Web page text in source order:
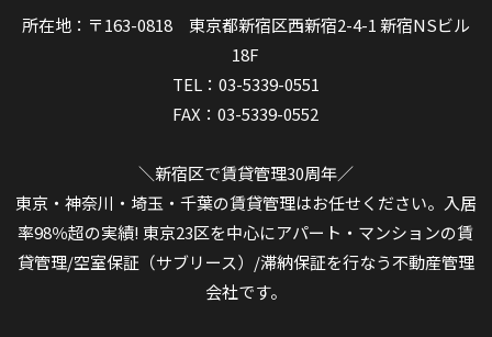
所在地：〒163-0818 東京都新宿区西新宿2-4-1 新宿NSビル
18F
TEL：03-5339-0551
FAX：03-5339-0552
＼新宿区で賃貸管理30周年／
東京・神奈川・埼玉・千葉の賃貸管理はお任せください。入居
率98％超の実績! 東京23区を中心にアパート・マンションの賃
貸管理/空室保証（サブリース）/滞納保証を行なう不動産管理
会社です。